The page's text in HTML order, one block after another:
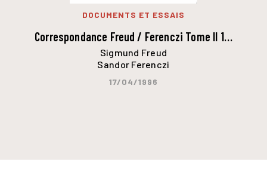
DOCUMENTS ET ESSAIS
Correspondance Freud / Ferenczi Tome II 1…
Sigmund Freud
Sandor Ferenczi
17/04/1996